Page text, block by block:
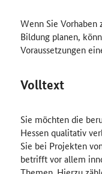
Wenn Sie Vorhaben
Bildung planen,
Voraussetzungen
Volltext
Sie möchten die
Hessen qualitativ
Sie bei Projekten
betrifft vor allem